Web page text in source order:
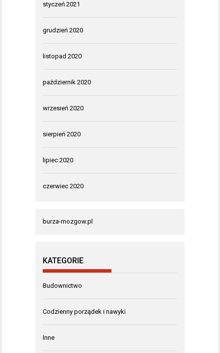
styczeń 2021
grudzień 2020
listopad 2020
październik 2020
wrzesień 2020
sierpień 2020
lipiec 2020
czerwiec 2020
burza-mozgow.pl
KATEGORIE
Budownictwo
Codzienny porządek i nawyki
Inne